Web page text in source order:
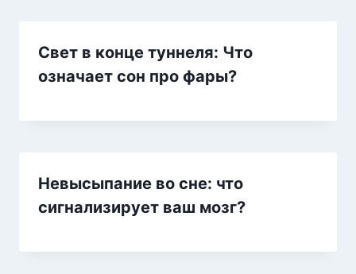
Свет в конце туннеля: Что
означает сон про фары?
Невысыпание во сне: что
сигнализирует ваш мозг?